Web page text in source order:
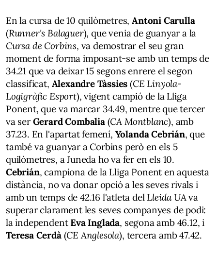
En la cursa de 10 quilòmetres,Antoni Carulla
(Runner's Balaguer), que venia de guanyar a la
Cursa de Corbins, va demostrar el seu gran
moment de forma imposant-se amb un temps de
34.21 que va deixar 15 segons enrere el segon
classificat, Alexandre Tàssies (CE Linyola-
Logigràfic Esport), vigent campió de la Lliga
Ponent, que va marcar 34.49, mentre que tercer
va ser Gerard Combalia(CA Montblanc), amb
37.23. En l'apartat femení, Yolanda Cebrián, que
també va guanyar a Corbins però en els 5
quilòmetres, a Juneda ho va fer en els 10.
Cebrián, campiona de la Lliga Ponent en aquesta
distància, no va donar opció a les seves rivals i
amb un temps de 42.16 l'atleta delLleida UAva
superar clarament les seves companyes de podi:
la independent Eva Inglada, segona amb 46.12, i
Teresa Cerdà(CE Anglesola), tercera amb 47.42.